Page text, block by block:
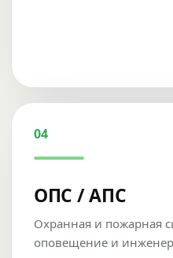
04
ОПС / АПС
Охранная и пожарная
оповещение и